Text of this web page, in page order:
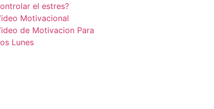
el estres?
Motivacional
de Motivacion Para
Lunes